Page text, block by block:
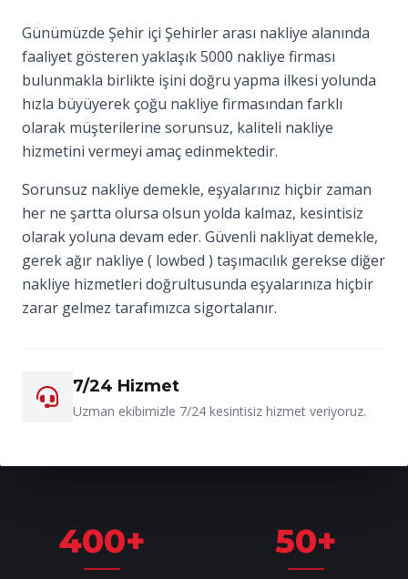
Günümüzde Şehir içi Şehirler arası nakliye alanında
faaliyet gösteren yaklaşık 5000 nakliye firması
bulunmakla birlikte işini doğru yapma ilkesi yolunda
hızla büyüyerek çoğu nakliye firmasından farklı
olarak müşterilerine sorunsuz, kaliteli nakliye
hizmetini vermeyi amaç edinmektedir.
Sorunsuz nakliye demekle, eşyalarınız hiçbir zaman
her ne şartta olursa olsun yolda kalmaz, kesintisiz
olarak yoluna devam eder. Güvenli nakliyat demekle,
gerek ağır nakliye ( lowbed ) taşımacılık gerekse diğer
nakliye hizmetleri doğrultusunda eşyalarınıza hiçbir
zarar gelmez tarafımızca sigortalanır.
7/24 Hizmet
Uzman ekibimizle 7/24 kesintisiz hizmet veriyoruz.
400+ 50+